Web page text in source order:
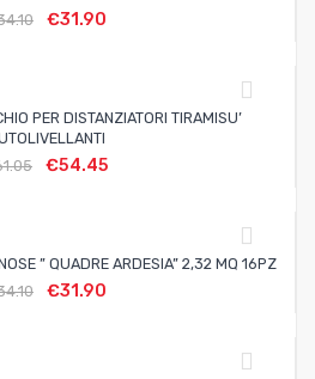
€31.90
PER DISTANZIATORI TIRAMISU’
€54.45
” QUADRE ARDESIA” 2,32 MQ 16PZ
€31.90